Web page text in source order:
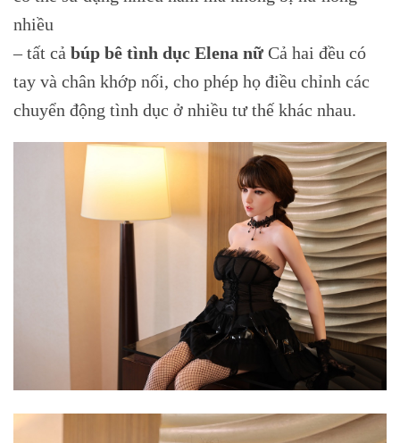
nhiều
– tất cả búp bê tình dục Elena nữCả hai đều có
tay và chân khớp nối, cho phép họ điều chỉnh các
chuyển động tình dục ở nhiều tư thế khác nhau.